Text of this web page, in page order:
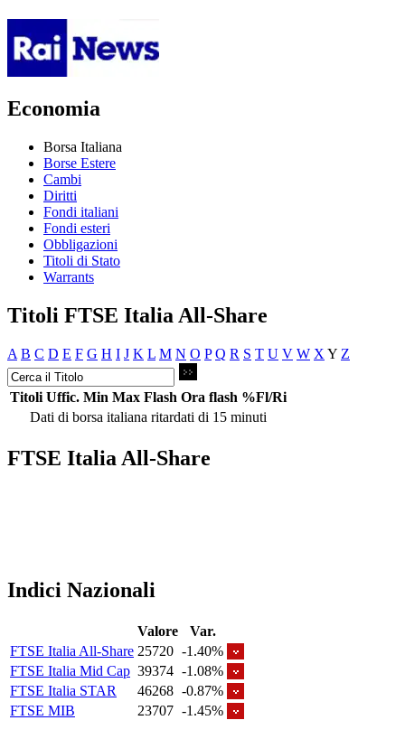
Economia
Borsa Italiana
Borse Estere
Cambi
Diritti
Fondi italiani
Fondi esteri
Obbligazioni
Titoli di Stato
Warrants
Titoli FTSE Italia All-Share
A B C D E F G H I J K L M N O P Q R S T U V W X Y Z
Titoli Uffic. Min Max Flash Ora flash %Fl/Ri
Dati di borsa italiana ritardati di 15 minuti
FTSE Italia All-Share
Indici Nazionali
Valore
Var.
FTSE Italia All-Share 25720 -1.40%
FTSE Italia Mid Cap 39374 -1.08%
FTSE Italia STAR
46268 -0.87%
FTSE MIB
23707 -1.45%